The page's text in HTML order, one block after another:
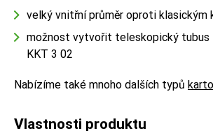
velký vnitřní průměr oproti klasickým
možnost vytvořit teleskopický tubus
KKT 3 02
Nabízíme také mnoho dalších typů
Vlastnosti produktu